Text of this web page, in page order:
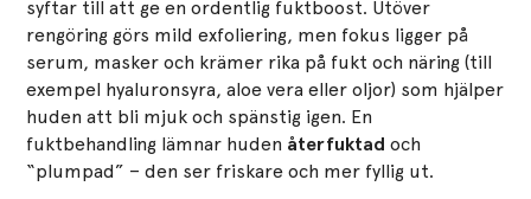
syftar till att ge en ordentlig fuktboost. Utöver
rengöring görs mild exfoliering, men fokus ligger på
serum, masker och krämer rika på fukt och näring (till
exempel hyaluronsyra, aloe vera eller oljor) som hjälper
huden att bli mjuk och spänstig igen. En
fuktbehandling lämnar huden återfuktad och
“plumpad” – den ser friskare och mer fyllig ut.